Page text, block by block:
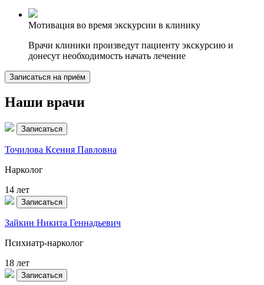
Мотивация во время экскурсии в клинику
Врачи клиники произведут пациенту экскурсию и
донесут необходимость начать лечение
Записаться на приём
Наши врачи
Записаться
Точилова Ксения Павловна
Нарколог
14 лет
Записаться
Зайкин Никита Геннадьевич
Психиатр-нарколог
18 лет
Записаться